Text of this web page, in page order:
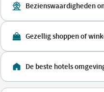
Bezienswaardigheden
Gezellig shoppen of
De beste hotels